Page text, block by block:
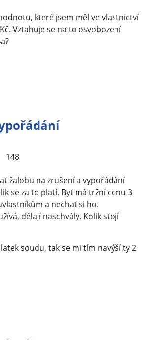
které jsem měl ve vlastnictví
Vztahuje se na to osvobození
148
žalobu na zrušení a vypořádání
se za to platí. Byt má tržní cenu 3
a nechat si ho.
dělají naschvály. Kolik stojí
soudu, tak se mi tím navýší ty 2